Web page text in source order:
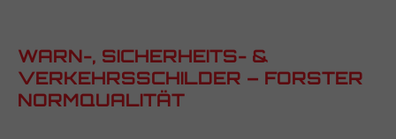
WARN-, SICHERHEITS- &
VERKEHRSSCHILDER – FORSTER
NORMQUALITÄT